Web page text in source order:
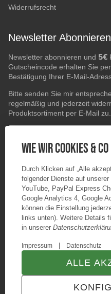
Widerrufsrecht
Newsletter Abonnieren
Newsletter abonnieren und 5€
Gutscheincode erhalten Sie
Bestätigung Ihrer E-Mail-
Bitte senden Sie mir
regelmäßig und jederzeit
Produktsortiment per E-Mail zu.
Wie wir Cookies &
Durch Klicken auf „Alle
folgender Dienste auf
YouTube, PayPal Express
Google Analytics 4, Google
können die Einstellung
links unten). Weitere Details
in unserer
Impressum Datenschutz
ALLE